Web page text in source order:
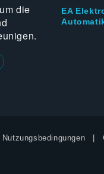
die
EA
Nutzungsbedingungen